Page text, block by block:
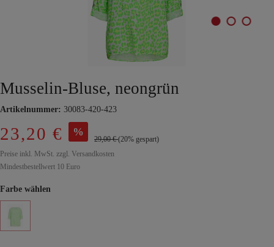
Musselin-Bluse, neongrün
Artikelnummer: 30083-420-423
23,20 € %
29,00 €(20% gespart)
Preise inkl. MwSt. zzgl. Versandkosten
Mindestbestellwert 10 Euro
Farbe wählen